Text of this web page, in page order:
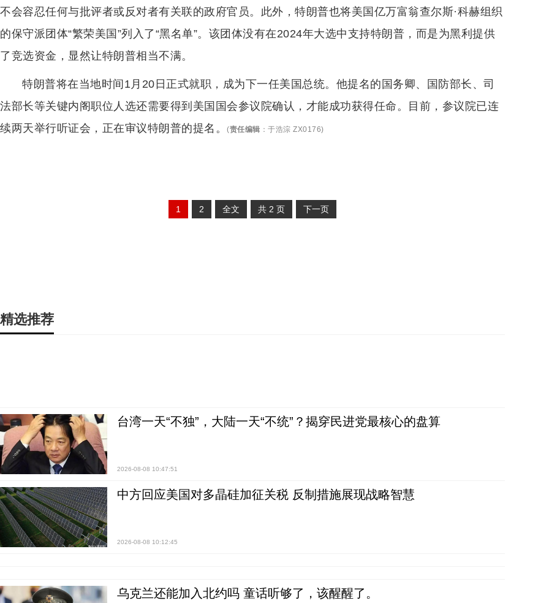
不会容忍任何与批评者或反对者有关联的政府官员。此外，特朗普也将美国亿万富翁查尔斯·科赫组织
的保守派团体“繁荣美国”列入了“黑名单”。该团体没有在2024年大选中支持特朗普，而是为黑利提供
了竞选资金，显然让特朗普相当不满。
特朗普将在当地时间1月20日正式就职，成为下一任美国总统。他提名的国务卿、国防部长、司
法部长等关键内阁职位人选还需要得到美国国会参议院确认，才能成功获得任命。目前，参议院已连
续两天举行听证会，正在审议特朗普的提名。
(责任编辑 ： 于浩淙 ZX0176)
1 2 全文 共 2 页 下一页
精选推荐
台湾一天“不独”，大陆一天“不统”？揭穿民进党最核心的盘算
2026-08-08 10:47:51
中方回应美国对多晶硅加征关税 反制措施展现战略智慧
2026-08-08 10:12:45
乌克兰还能加入北约吗 童话听够了，该醒醒了。